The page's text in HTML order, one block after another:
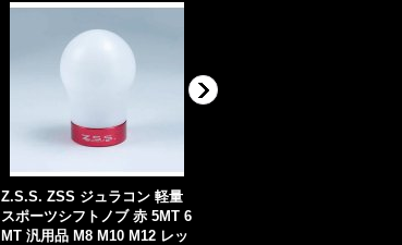
Z.S.S. ZSS ジュラコン 軽量
スポーツシフトノブ 赤 5MT 6
MT 汎用品 M8 M10 M12 レッ